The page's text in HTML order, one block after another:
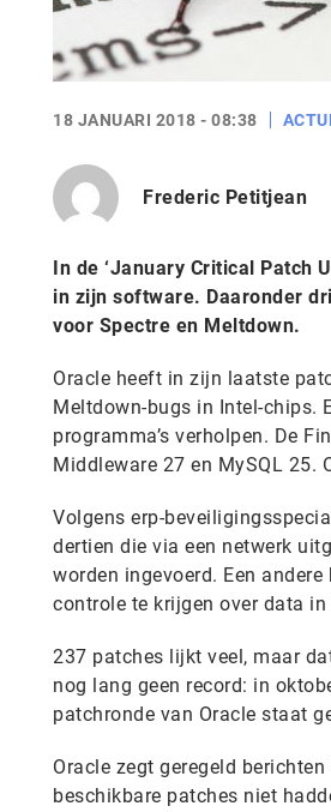
18 JANUARI 2018 - 08:38
Frederic Petitjean
In de ‘January Critical Patch
in zijn software. Daaronder
voor Spectre en Meltdown.
Oracle heeft in zijn laatste
Meltdown-bugs in Intel-chips.
programma’s verholpen. De
Middleware 27 en MySQL 25.
Volgens erp-
dertien die via een netwerk
worden ingevoerd. Een
controle te krijgen over data
237 patches lijkt veel, maar
nog lang geen record: in
patchronde van Oracle staat
Oracle zegt geregeld
beschikbare patches niet